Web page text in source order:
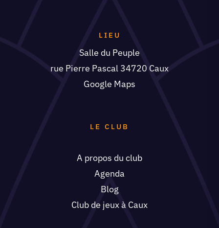
LIEU
Salle du Peuple
rue Pierre Pascal 34720 Caux
Google Maps
LE CLUB
A propos du club
Agenda
Blog
Club de jeux à Caux